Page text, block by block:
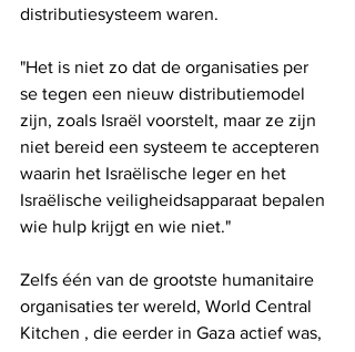
distributiesysteem waren.
"Het is niet zo dat de organisaties per
se tegen een nieuw distributiemodel
zijn, zoals Israël voorstelt, maar ze zijn
niet bereid een systeem te accepteren
waarin het Israëlische leger en het
Israëlische veiligheidsapparaat bepalen
wie hulp krijgt en wie niet."
Zelfs één van de grootste humanitaire
organisaties ter wereld, World Central
Kitchen , die eerder in Gaza actief was,